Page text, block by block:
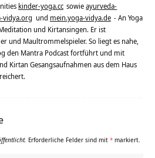
kinder-yoga.cc sowieayurveda-
vidya.org und mein.yoga-vidya.de - An Yoga
und Kirtansingen. Er ist
und Maultrommelspieler. So liegt es nahe,
den Mantra Podcast fortführt und mit
Kirtan Gesangsaufnahmen aus dem Haus
Erforderliche Felder sind mit * markiert.